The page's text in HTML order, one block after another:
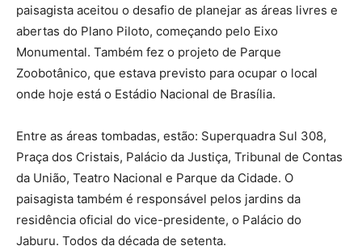
paisagista aceitou o desafio de planejar as áreas livres e
abertas do Plano Piloto, começando pelo Eixo
Monumental. Também fez o projeto de Parque
Zoobotânico, que estava previsto para ocupar o local
onde hoje está o Estádio Nacional de Brasília.
Entre as áreas tombadas, estão: Superquadra Sul 308,
Praça dos Cristais, Palácio da Justiça, Tribunal de Contas
da União, Teatro Nacional e Parque da Cidade. O
paisagista também é responsável pelos jardins da
residência oficial do vice-presidente, o Palácio do
Jaburu. Todos da década de setenta.